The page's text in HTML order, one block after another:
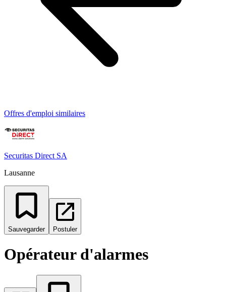
Offres d'emploi similaires
Securitas Direct SA
Lausanne
Sauvegarder Postuler
Opérateur d'alarmes